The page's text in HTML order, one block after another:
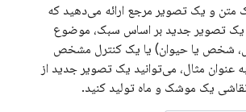
متن و یک تصویر مرجع ارائه می‌دهید که
یک تصویر جدید بر اساس سبک، موضوع
شخص یا حیوان) یا یک کنترل مشخص
عنوان مثال، می‌توانید یک تصویر جدید از
یک موشک و ماه تولید کنید.